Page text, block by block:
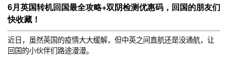
6月英国转机回国最全攻略+双阴检测优惠码，回国的朋友们
快收藏！
近日，虽然英国的疫情大大缓解，但中英之间直航还是没通航，让
回国的小伙伴们路途漫漫。